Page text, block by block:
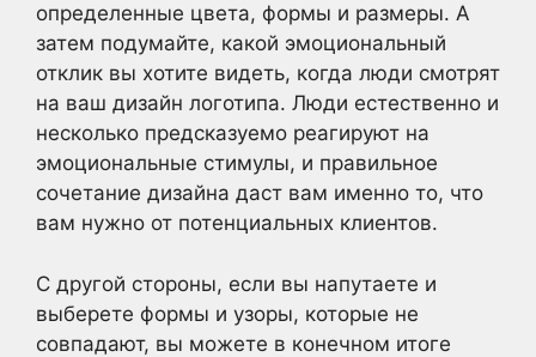
определенные цвета, формы и размеры. А
затем подумайте, какой эмоциональный
отклик вы хотите видеть, когда люди смотрят
на ваш дизайн логотипа. Люди естественно и
несколько предсказуемо реагируют на
эмоциональные стимулы, и правильное
сочетание дизайна даст вам именно то, что
вам нужно от потенциальных клиентов.
С другой стороны, если вы напутаете и
выберете формы и узоры, которые не
совпадают, вы можете в конечном итоге